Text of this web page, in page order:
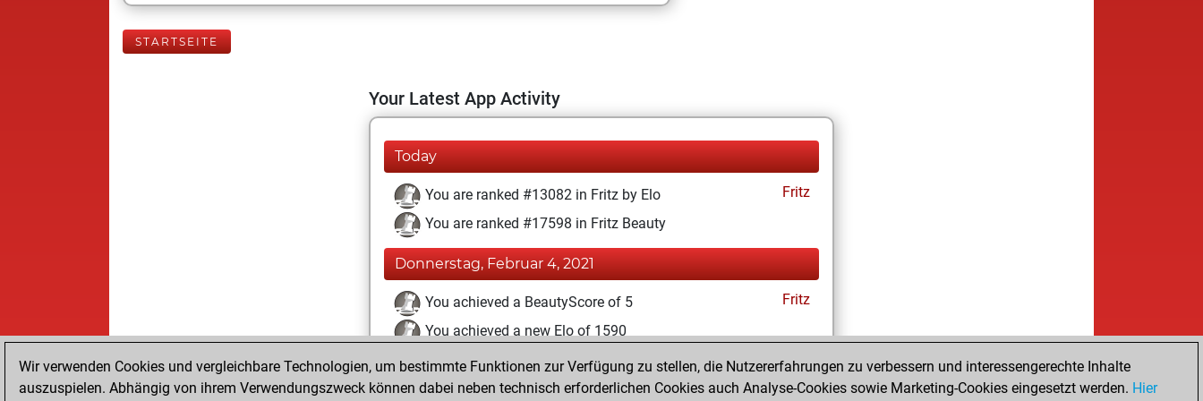
STARTSEITE
Your Latest App Activity
Today
You are ranked #13082 in Fritz by Elo
Fritz
You are ranked #17598 in Fritz Beauty
Donnerstag, Februar 4, 2021
You achieved a BeautyScore of 5
Fritz
You achieved a new Elo of 1590
Montag, Februar 1, 2021
Wir verwenden Cookies und vergleichbare Technologien, um bestimmte Funktionen zur Verfügung zu stellen, die Nutzererfahrungen zu verbessern und interessengerechte Inhalte
auszuspielen. Abhängig von ihrem Verwendungszweck können dabei neben technisch erforderlichen Cookies auch Analyse-Cookies sowie Marketing-Cookies eingesetzt werden. Hier